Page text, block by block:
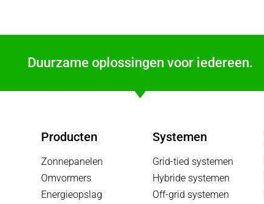
Duurzame oplossingen voor iedereen.
Producten
Zonnepanelen
Omvormers
Energieopslag
Systemen
Grid-tied systemen
Hybride systemen
Off-grid systemen